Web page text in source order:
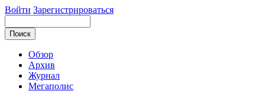
Войти Зарегистрироваться
Обзор
Архив
Журнал
Мегаполис